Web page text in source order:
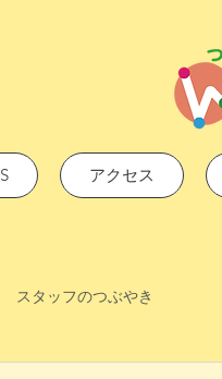
アクセス
スタッフのつぶやき